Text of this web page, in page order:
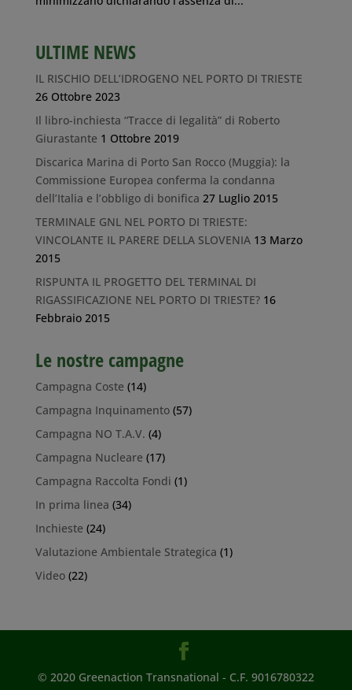
ULTIME NEWS
IL RISCHIO DELL’IDROGENO NEL PORTO DI TRIESTE
26 Ottobre 2023
Il libro-inchiesta “Tracce di legalità” di Roberto
Giurastante 1 Ottobre 2019
Discarica Marina di Porto San Rocco (Muggia): la
Commissione Europea conferma la condanna
dell’Italia e l’obbligo di bonifica 27 Luglio 2015
TERMINALE GNL NEL PORTO DI TRIESTE:
VINCOLANTE IL PARERE DELLA SLOVENIA 13 Marzo
2015
RISPUNTA IL PROGETTO DEL TERMINAL DI
RIGASSIFICAZIONE NEL PORTO DI TRIESTE? 16
Febbraio 2015
Le nostre campagne
Campagna Coste (14)
Campagna Inquinamento(57)
Campagna NO T.A.V. (4)
Campagna Nucleare (17)
Campagna Raccolta Fondi (1)
In prima linea (34)
Inchieste (24)
Valutazione Ambientale Strategica (1)
Video(22)
© 2020 Greenaction Transnational - C.F. 9016780322